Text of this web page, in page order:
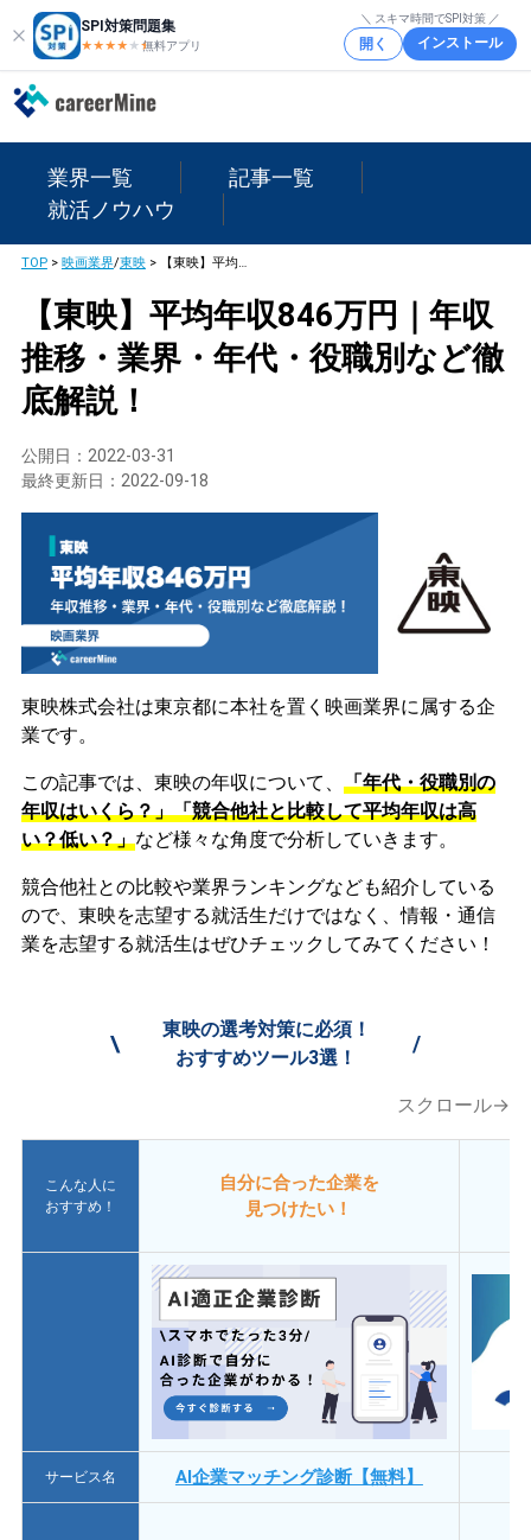
SPI対策問題集
★★★★ ★★
無料アプリ
＼ スキマ時間でSPI対策 ／
開く インストール
業界一覧
記事一覧
就活ノウハウ
TOP> 映画業界/東映> 【東映】平均年収846万円｜年収推移・業界・年代・役職別など徹底解説！
【東映】平均年収846万円｜年収
推移・業界・年代・役職別など徹
底解説！
公開日： 2022-03-31
最終更新日： 2022-09-18
東映株式会社は東京都に本社を置く映画業界に属する企
業です。
この記事では、東映の年収について、 「年代・役職別の
年収はいくら？」「競合他社と比較して平均年収は高
い？低い？」など様々な角度で分析していきます。
競合他社との比較や業界ランキングなども紹介している
ので、東映を志望する就活生だけではなく、情報・通信
業を志望する就活生はぜひチェックしてみてください！
\
東映の選考対策に必須！
おすすめツール3選！
/
スクロール→
こんな人に
おすすめ！
自分に合った企業を
見つけたい！
サービス名 AI企業マッチング診断【無料】